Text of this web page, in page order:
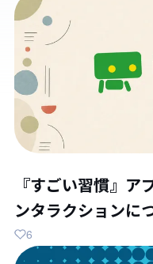
『すごい習慣』
ンタラクションに
6